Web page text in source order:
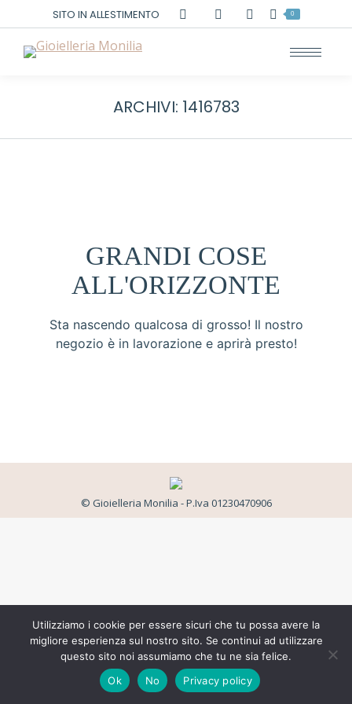
SITO IN ALLESTIMENTO Cerca: 0
ARCHIVI: 1416783
GRANDI COSE
ALL'ORIZZONTE
Sta nascendo qualcosa di grosso! Il nostro
negozio è in lavorazione e aprirà presto!
© Gioielleria Monilia - P.Iva 01230470906
Utilizziamo i cookie per essere sicuri che tu possa avere la
migliore esperienza sul nostro sito. Se continui ad utilizzare
questo sito noi assumiamo che tu ne sia felice.
Ok
No Privacy policy